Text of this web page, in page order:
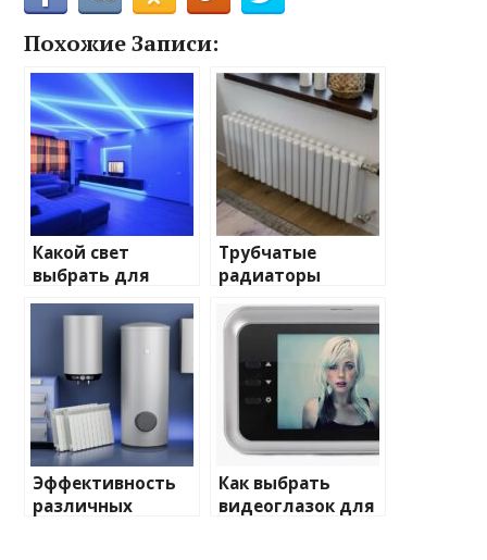
Похожие Записи:
Какой свет
выбрать для
домашнего
освещения
Трубчатые
радиаторы
отопления: виды
и характеристики
Эффективность
различных
Как выбрать
видеоглазок для